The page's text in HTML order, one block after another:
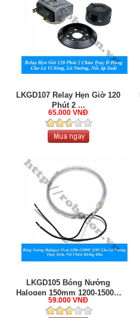
LKGD107 Relay Hẹn Giờ 120
Phút 2 ...
65.000 VNĐ
LKGD105 Bóng Nướng
Halogen 150mm 1200-1500W
220V ...
59.000 VNĐ